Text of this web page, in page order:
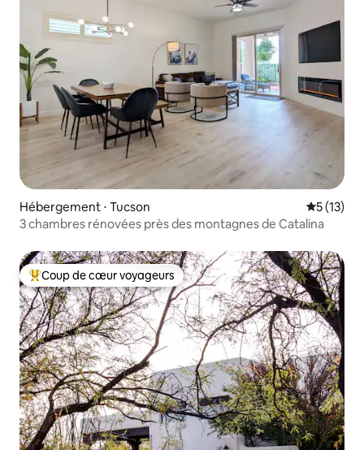
Hébergement ⋅ Tucson
5 (13)
3 chambres rénovées près des montagnes de Catalina
Coups de cœur voyageurs les plus appréciés
Coup de cœur voyageurs